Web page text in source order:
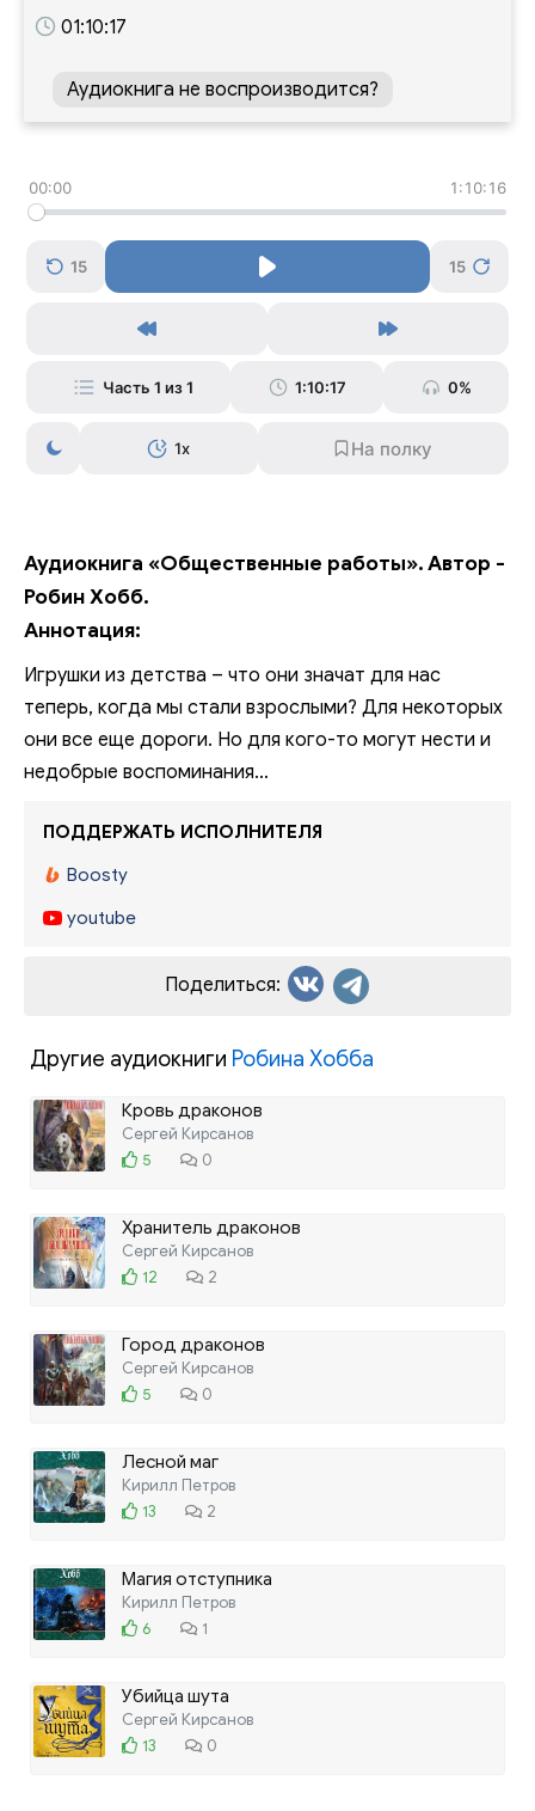
01:10:17
Аудиокнига не воспроизводится?
00:00 1:10:16
15 15
Часть 1 из 1 1:10:17 0%
1x
Аудиокнига «Общественные работы». Автор -
Робин Хобб.
Аннотация:
Игрушки из детства – что они значат для нас
теперь, когда мы стали взрослыми? Для некоторых
они все еще дороги. Но для кого-то могут нести и
недобрые воспоминания…
ПОДДЕРЖАТЬ ИСПОЛНИТЕЛЯ
Boosty
youtube
Поделиться:
Другие аудиокниги Робина Хобба
Кровь драконов
Сергей Кирсанов
5
0
Хранитель драконов
Сергей Кирсанов
12
2
Город драконов
Сергей Кирсанов
5
0
Лесной маг
Кирилл Петров
13
2
Магия отступника
Кирилл Петров
6
1
Убийца шута
Сергей Кирсанов
13
0